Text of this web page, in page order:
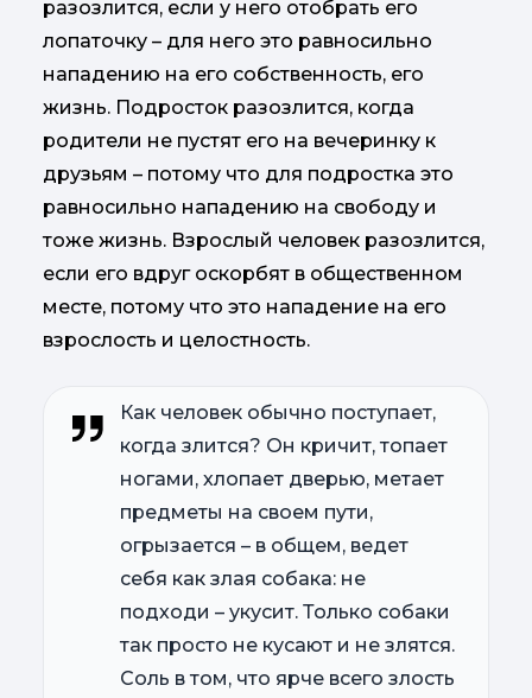
разозлится, если у него отобрать его
лопаточку – для него это равносильно
нападению на его собственность, его
жизнь. Подросток разозлится, когда
родители не пустят его на вечеринку к
друзьям – потому что для подростка это
равносильно нападению на свободу и
тоже жизнь. Взрослый человек разозлится,
если его вдруг оскорбят в общественном
месте, потому что это нападение на его
взрослость и целостность.
Как человек обычно поступает,
когда злится? Он кричит, топает
ногами, хлопает дверью, метает
предметы на своем пути,
огрызается – в общем, ведет
себя как злая собака: не
подходи – укусит. Только собаки
так просто не кусают и не злятся.
Соль в том, что ярче всего злость